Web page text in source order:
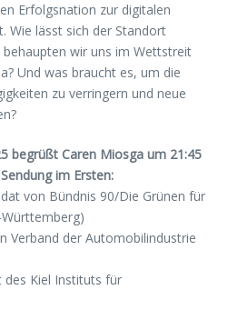
Erfolgsnation zur digitalen
Wie lässt sich der Standort
wir uns im Wettstreit
Und was braucht es, um die
zu verringern und neue
begrüßt Caren Miosga um 21:45
im Ersten:
von Bündnis 90/Die Grünen für
Verband der Automobilindustrie
des Kiel Instituts für